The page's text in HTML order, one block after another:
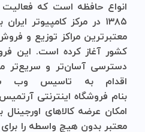
انواع حافظه است که فعالیت
۱۳۸۵ در مرکز کامپیوتر
معتبرترین مراکز توزیع و
کشور آغاز کرده است. این
دسترسی آسان‌تر و سریع‌تر
اقدام به تاسیس وب
بنام فروشگاه اینترنتی آرتمیس
امکان عرضه کالاهای
معتبر بدون هیچ واسطه را